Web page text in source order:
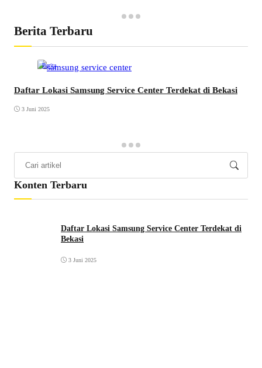
Berita Terbaru
Berita
Daftar Lokasi Samsung Service Center Terdekat di Bekasi
3 Juni 2025
Konten Terbaru
Daftar Lokasi Samsung Service Center Terdekat di
Bekasi
3 Juni 2025